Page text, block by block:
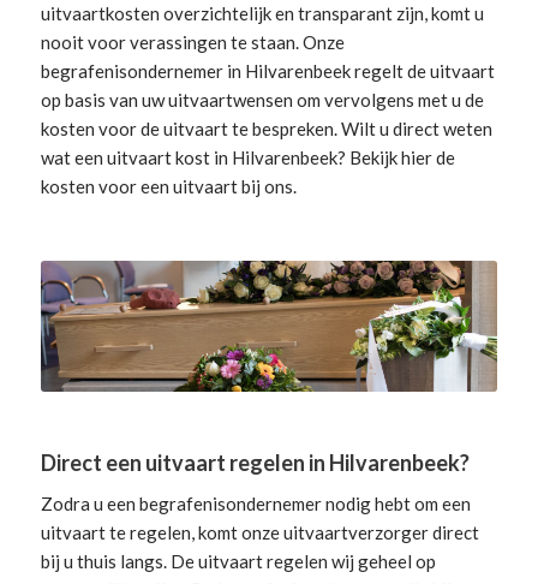
uitvaartkosten overzichtelijk en transparant zijn, komt u
nooit voor verassingen te staan. Onze
begrafenisondernemer in Hilvarenbeekregelt de uitvaart
op basis van uw uitvaartwensen om vervolgens met u de
kosten voor de uitvaart te bespreken. Wilt u direct weten
wat een uitvaart kost in Hilvarenbeek? Bekijk hier de
kosten voor een uitvaartbij ons.
Direct een uitvaart regelen in Hilvarenbeek?
Zodra u een begrafenisondernemer nodig hebt om een
uitvaart te regelen, komt onze uitvaartverzorger direct
bij u thuis langs. De uitvaart regelen wij geheel op